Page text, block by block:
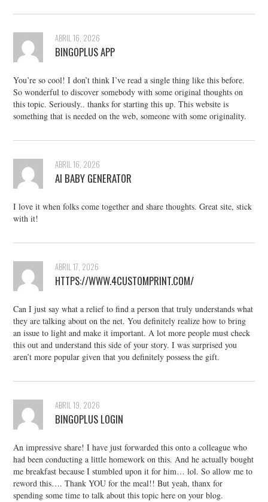
ABRIL 16, 2026
BINGOPLUS APP
You’re so cool! I don’t think I’ve read a single thing like this before.
So wonderful to discover somebody with some original thoughts on
this topic. Seriously.. thanks for starting this up. This website is
something that is needed on the web, someone with some originality.
ABRIL 16, 2026
AI BABY GENERATOR
I love it when folks come together and share thoughts. Great site, stick
with it!
ABRIL 17, 2026
HTTPS://WWW.4CUSTOMPRINT.COM/
Can I just say what a relief to find a person that truly understands what
they are talking about on the net. You definitely realize how to bring
an issue to light and make it important. A lot more people must check
this out and understand this side of your story. I was surprised you
aren’t more popular given that you definitely possess the gift.
ABRIL 19, 2026
BINGOPLUS LOGIN
An impressive share! I have just forwarded this onto a colleague who
had been conducting a little homework on this. And he actually bought
me breakfast because I stumbled upon it for him… lol. So allow me to
reword this…. Thank YOU for the meal!! But yeah, thanx for
spending some time to talk about this topic here on your blog.